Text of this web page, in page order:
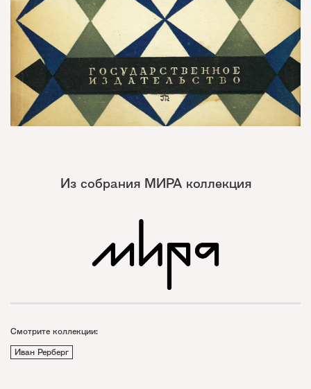
Из собрания МИРА коллекция
Смотрите коллекции:
Иван Рерберг